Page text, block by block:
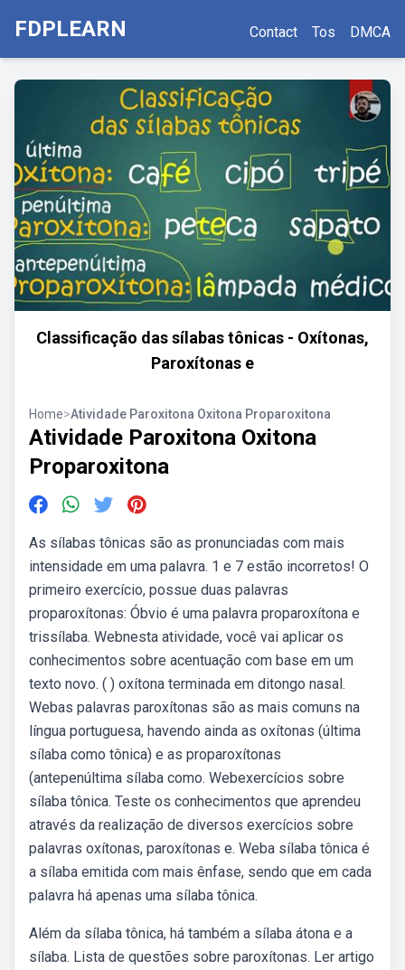
FDPLEARN Contact Tos DMCA
Classificação das sílabas tônicas - Oxítonas,
Paroxítonas e
Home>Atividade Paroxitona Oxitona Proparoxitona
Atividade Paroxitona Oxitona
Proparoxitona
As sílabas tônicas são as pronunciadas com mais
intensidade em uma palavra. 1 e 7 estão incorretos! O
primeiro exercício, possue duas palavras
proparoxítonas: Óbvio é uma palavra proparoxítona e
trissílaba. Webnesta atividade, você vai aplicar os
conhecimentos sobre acentuação com base em um
texto novo. ( ) oxítona terminada em ditongo nasal.
Webas palavras paroxítonas são as mais comuns na
língua portuguesa, havendo ainda as oxítonas (última
sílaba como tônica) e as proparoxítonas
(antepenúltima sílaba como. Webexercícios sobre
sílaba tônica. Teste os conhecimentos que aprendeu
através da realização de diversos exercícios sobre
palavras oxítonas, paroxítonas e. Weba sílaba tônica é
a sílaba emitida com mais ênfase, sendo que em cada
palavra há apenas uma sílaba tônica.
Além da sílaba tônica, há também a sílaba átona e a
sílaba. Lista de questões sobre paroxítonas. Ler artigo